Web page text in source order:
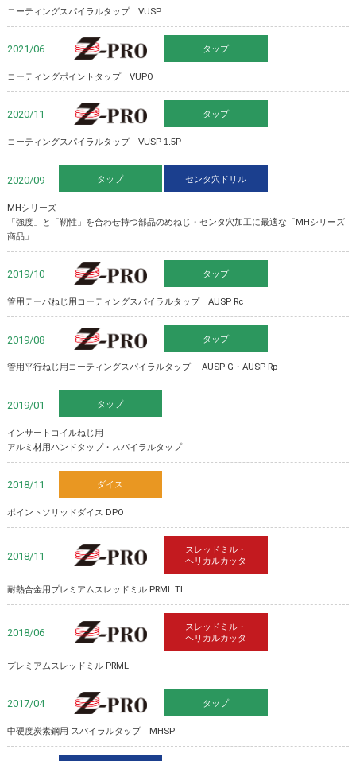
コーティングスパイラルタップ VUSP
2021/06 タップ
コーティングポイントタップ VUPO
2020/11 タップ
コーティングスパイラルタップ VUSP 1.5P
2020/09 タップ センタ穴ドリル
MHシリーズ
「強度」と「靭性」を合わせ持つ部品のめねじ・センタ穴加工に最適な「MHシリーズ
商品」
2019/10 タップ
管用テーパねじ用コーティングスパイラルタップ AUSP Rc
2019/08 タップ
管用平行ねじ用コーティングスパイラルタップ AUSP G・AUSP Rp
2019/01 タップ
インサートコイルねじ用
アルミ材用ハンドタップ・スパイラルタップ
2018/11 ダイス
ポイントソリッドダイス DPO
2018/11 Z-PRO
スレッドミル・
ヘリカルカッタ
耐熱合金用プレミアムスレッドミル PRML TI
2018/06
スレッドミル・
ヘリカルカッタ
プレミアムスレッドミル PRML
2017/04 タップ
中硬度炭素鋼用 スパイラルタップ MHSP